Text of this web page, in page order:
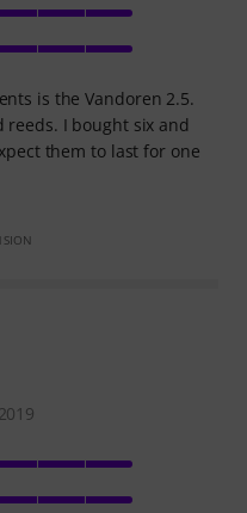
is the Vandoren 2.5.
reeds. I bought six and
them to last for one